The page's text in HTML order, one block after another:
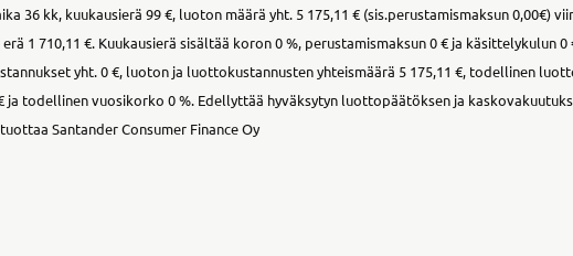
36 kk, kuukausierä 99 €, luoton määrä yht. 5 175,11 € (sis.perustamismaksun 0,00€)
1 710,11 €. Kuukausierä sisältää koron 0 %, perustamismaksun 0 € ja käsittelykulun 0
yht. 0 €, luoton ja luottokustannusten yhteismäärä 5 175,11 €, todellinen
ja todellinen vuosikorko 0 %. Edellyttää hyväksytyn luottopäätöksen ja
Santander Consumer Finance Oy